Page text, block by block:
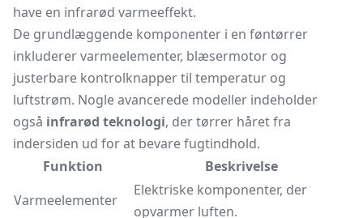
have en infrarød varmeeffekt.
De grundlæggende komponenter i en føntørrer
inkluderer varmeelementer, blæsermotor og
justerbare kontrolknapper til temperatur og
luftstrøm. Nogle avancerede modeller indeholder
også infrarød teknologi, der tørrer håret fra
indersiden ud for at bevare fugtindhold.
Funktion
Beskrivelse
Varmeelementer
Elektriske komponenter, der
opvarmer luften.